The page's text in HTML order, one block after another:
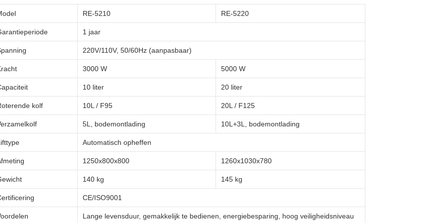
RE-5210 RE-5220
1 jaar
220V/110V, 50/60Hz (aanpasbaar)
3000 W 5000 W
10 liter 20 liter
kolf 10L / F95 20L / F125
5L, bodemontlading 10L+3L, bodemontlading
Automatisch opheffen
1250x800x800 1260x1030x780
140 kg 145 kg
CE/ISO9001
Lange levensduur, gemakkelijk te bedienen, energiebesparing, hoog veiligheidsniveau